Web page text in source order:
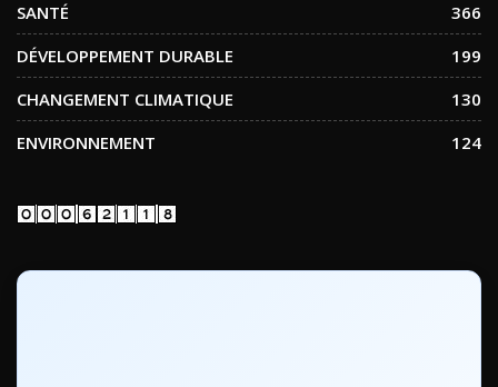
SANTÉ
366
DÉVELOPPEMENT DURABLE
199
CHANGEMENT CLIMATIQUE
130
ENVIRONNEMENT
124